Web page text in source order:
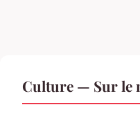
Culture — Sur le